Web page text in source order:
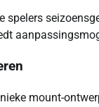
spelers
mount-